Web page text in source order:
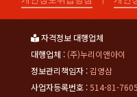
자격정보 대행업체
대행업체 : (주)누리이앤아이
정보관리책임자 :김영삼
사업자등록번호 :514-81-